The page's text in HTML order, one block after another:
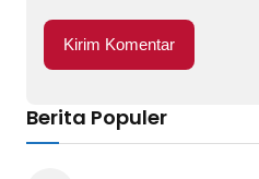
Berita Populer